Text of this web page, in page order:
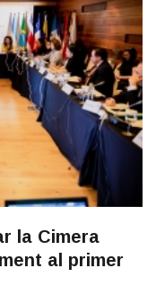
la Cimera
al primer